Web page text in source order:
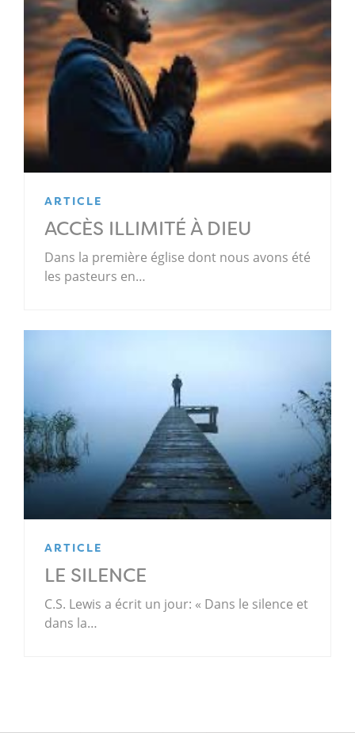
ARTICLE
ACCÈS ILLIMITÉ À DIEU
Dans la première église dont nous avons été
les pasteurs en…
ARTICLE
LE SILENCE
C.S. Lewis a écrit un jour: « Dans le silence et
dans la…